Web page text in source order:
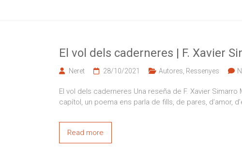
El vol dels caderneres | F. Xavier
Neret 28/10/2021 Autores Ressenyes
El vol dels caderneres Una reseña de F. Xavier
capítol, un poema ens parla de fills, de pares, d’amor,
Read more